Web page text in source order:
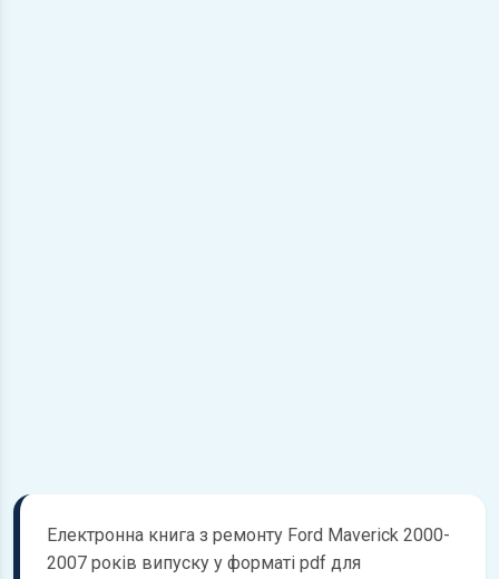
Електронна книга з ремонту Ford Maverick 2000-
2007 років випуску у форматі pdf для